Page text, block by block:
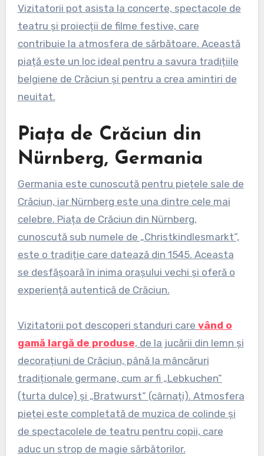
Vizitatorii pot asista la concerte, spectacole de
teatru și proiecții de filme festive, care
contribuie la atmosfera de sărbătoare. Această
piață este un loc ideal pentru a savura tradițiile
belgiene de Crăciun și pentru a crea amintiri de
neuitat.
Piața de Crăciun din
Nürnberg, Germania
Germania este cunoscută pentru piețele sale de
Crăciun, iar Nürnberg este una dintre cele mai
celebre. Piața de Crăciun din Nürnberg,
cunoscută sub numele de „Christkindlesmarkt”,
este o tradiție care datează din 1545. Aceasta
se desfășoară în inima orașului vechi și oferă o
experiență autentică de Crăciun.
Vizitatorii pot descoperi standuri care vând o
gamă largă de produse, de la jucării din lemn și
decorațiuni de Crăciun, până la mâncăruri
tradiționale germane, cum ar fi „Lebkuchen”
(turta dulce) și „Bratwurst” (cârnați). Atmosfera
pieței este completată de muzica de colinde și
de spectacolele de teatru pentru copii, care
aduc un strop de magie sărbătorilor.